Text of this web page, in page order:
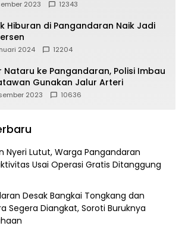
2023 12343
Hiburan di Pangandaran Naik Jadi
2024 12204
Nataru ke Pangandaran, Polisi Imbau
Gunakan Jalur Arteri
2023 10636
Nyeri Lutut, Warga Pangandaran
Usai Operasi Gratis Ditanggung
Desak Bangkai Tongkang dan
Segera Diangkat, Soroti Buruknya